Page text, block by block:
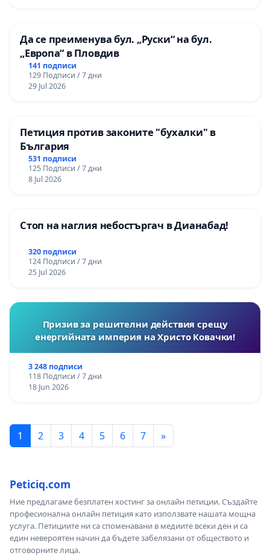
Да се преименува бул. „Руски“ на бул.
„Европа“ в Пловдив
141 подписи
129 Подписи / 7 дни
29 Jul 2026
Петиция против законите "бухалки" в
България
531 подписи
125 Подписи / 7 дни
8 Jul 2026
Стоп на наглия небостъргач в Дианабад!
320 подписи
124 Подписи / 7 дни
25 Jul 2026
Призив за решителни действия срещу
енергийната империя на Христо Ковачки!
3 248 подписи
118 Подписи / 7 дни
18 Jun 2026
1 2 3 4 5 6 7 »
Peticiq.com
Ние предлагаме безплатен хостинг за онлайн петиции. Създайте
професионална онлайн петиция като използвате нашата мощна
услуга. Петициите ни са споменавани в медиите всеки ден и са
един невероятен начин да бъдете забелязани от обществото и
отговорните лица.